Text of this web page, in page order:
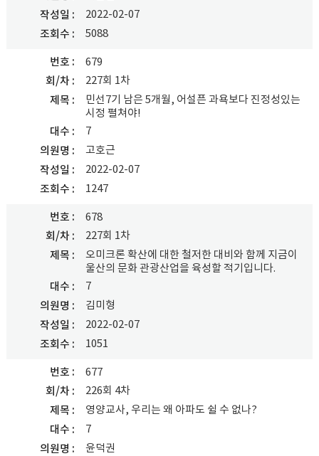
작성일
2022-02-07
조회수
5088
번호
679
회/차
227회 1차
제목
민선7기 남은 5개월, 어설픈 과욕보다 진정성있는
시정 펼쳐야!
대수
7
의원명
고호근
작성일
2022-02-07
조회수
1247
번호
678
회/차
227회 1차
제목
오미크론 확산에 대한 철저한 대비와 함께 지금이
울산의 문화 관광산업을 육성할 적기입니다.
대수
7
의원명
김미형
작성일
2022-02-07
조회수
1051
번호
677
회/차
226회 4차
제목
영양교사, 우리는 왜 아파도 쉴 수 없나?
대수
7
의원명
윤덕권